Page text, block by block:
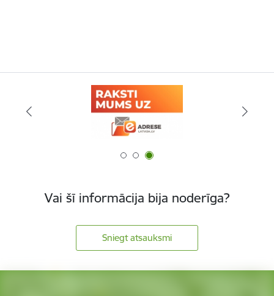
Vai šī informācija bija noderīga?
Sniegt atsauksmi